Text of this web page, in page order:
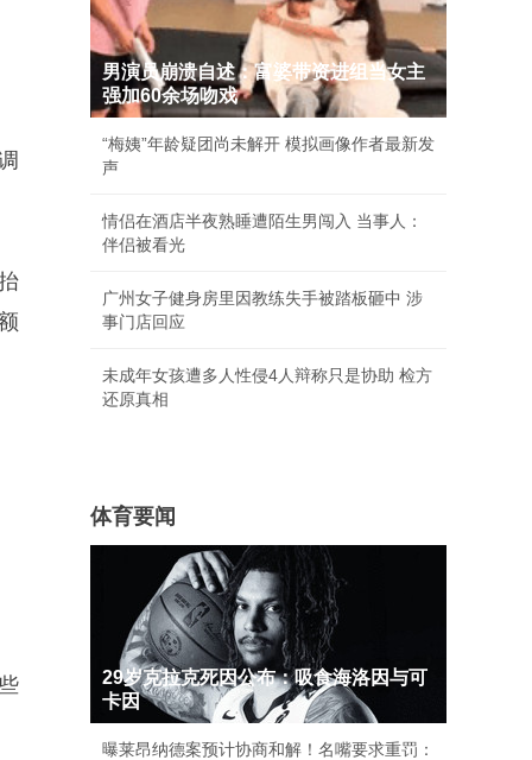
男演员崩溃自述：富婆带资进组当女主
强加60余场吻戏
“梅姨”年龄疑团尚未解开 模拟画像作者最新发
声
情侣在酒店半夜熟睡遭陌生男闯入 当事人：
伴侣被看光
广州女子健身房里因教练失手被踏板砸中 涉
事门店回应
未成年女孩遭多人性侵4人辩称只是协助 检方
还原真相
体育要闻
29岁克拉克死因公布：吸食海洛因与可
卡因
曝莱昂纳德案预计协商和解！名嘴要求重罚：